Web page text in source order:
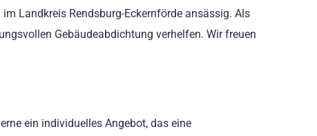
Landkreis Rendsburg-Eckernförde ansässig. Als
Gebäudeabdichtung verhelfen. Wir freuen
ein individuelles Angebot, das eine